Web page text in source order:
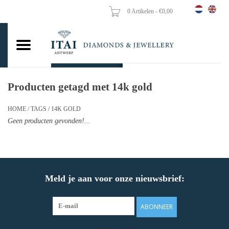
0 Artikelen - €0,00
Trouwringen
Oorbellen
Gouden Munten
Producten getagd met 14k gold
HOME /TAGS / 14K GOLD
Geen producten gevonden!...
Meld je aan voor onze nieuwsbrief:
ABONNEER